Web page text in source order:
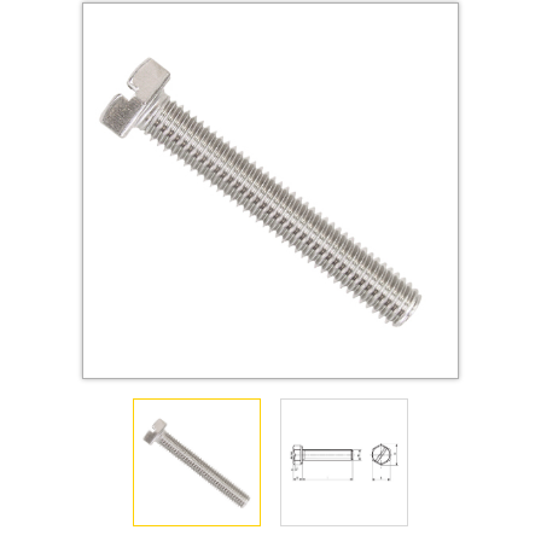
Заклепки (Гайки-Заклепки)
Крюки, кольца с метрической резьбой
Крюки, кольца с шурупной резьбой
Оснастка и аксессуары для яхт
Саморезы и шурупы